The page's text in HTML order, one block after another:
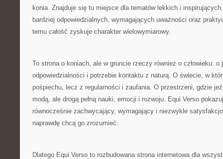
konia. Znajduje się tu miejsce dla tematów lekkich i
bardziej odpowiedzialnych, wymagających uważności oraz
temu całość zyskuje charakter wielowymiarowy.
To strona o koniach, ale w gruncie rzeczy również o człowieku:
odpowiedzialności i potrzebie kontaktu z naturą. O świecie, w
pośpiechu, lecz z regularności i zaufania. O przestrzeni, gdzie
modą, ale drogą pełną nauki, emocji i rozwoju. Equi Verso
równocześnie zachwycający, wymagający i niezwykle
naprawdę chcą go zrozumieć.
Dlatego Equi Verso to rozbudowana strona internetowa dla